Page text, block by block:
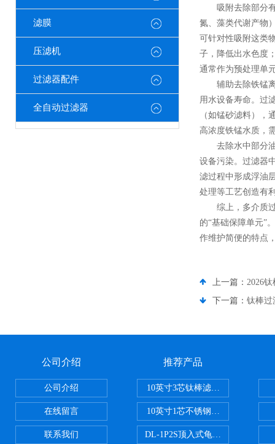
滤膜
压滤机
过滤器配件
全自动过滤器
吸附去除部分有
氮、藻类代谢产物
可针对性吸附这类
子，降低出水色度
通常作为预处理单
辅助去除铁锰离
用水设备寿命。过
（如锰砂滤料）
高浓度铁锰水质，
去除水中部分油
设备污染。过滤器
滤过程中形成浮油
处理等工艺创造有
综上，多介质过
的“基础保障单元”
作维护简便的特点
上一篇： 2026
下一篇： 钛棒过
公司介绍
公司介绍
在线留言
联系我们
推荐产品
10英寸3芯钛棒滤芯过滤器
10英寸1芯不锈钢钛棒过滤器
DL-1P2S顶入式龟背过滤器